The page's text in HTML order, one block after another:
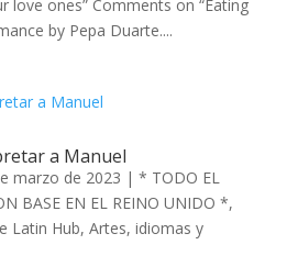
love ones” Comments on “Eating
by Pepa Duarte....
a Manuel
marzo de 2023 | * TODO EL
BASE EN EL REINO UNIDO *,
Latin Hub, Artes, idiomas y